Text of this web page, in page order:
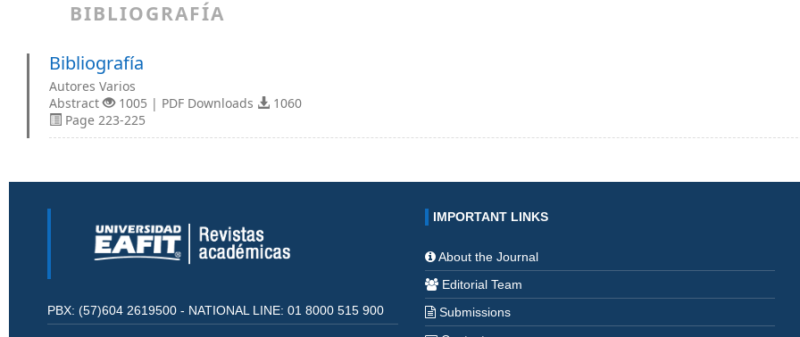
BIBLIOGRAFÍA
Bibliografía
Autores Varios
Abstract
1005 | PDF Downloads
1060
Page 223-225
PBX: (57)604 2619500 - NATIONAL LINE: 01 8000 515 900
IMPORTANT LINKS
About the Journal
Editorial Team
Submissions